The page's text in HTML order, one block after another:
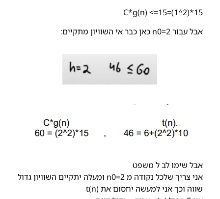
15*(2^1)=15=> C*g(n)
אבל עבור 2=n0 כאן כבר אי השוויון מתקיים:
אבל שימו לב ל משפט
אני צריך שלכל נקודה מ 2=n0 ומעלה יתקיים השוויון גדול
שווה וכך אני למעשה יחסום את t(n)